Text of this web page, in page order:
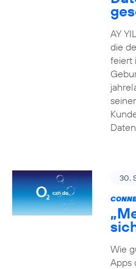
AY
die
feiert
30.
Wie
Apps